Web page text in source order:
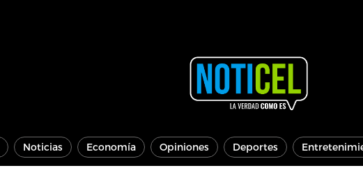
Noticias Economía Opiniones Deportes